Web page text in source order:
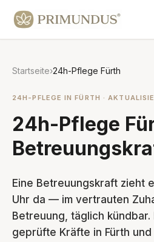
Startseite›24h-Pflege Fürth
24H-PFLEGE IN FÜRTH ·
24h-Pflege
Eine Betreuungskraft zieht
Uhr da — im vertrauten
Betreuung, täglich
geprüfte Kräfte in Fürth